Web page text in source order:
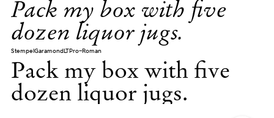
Pack my box with five
dozen liquor jugs.
StempelGaramondLTPro-Roman
Pack my box with five
dozen liquor jugs.